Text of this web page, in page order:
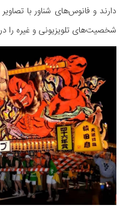
دارند و فانوس‌های شناور با
شخصیت‌های تلویزیونی و غیره را